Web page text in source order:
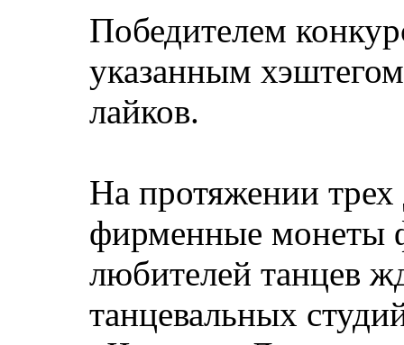
Победителем
указанным
лайков.
На протяжении
фирменные монеты
любителей танцев
танцевальных